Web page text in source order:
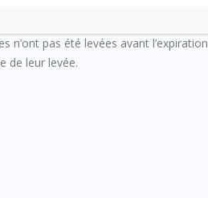
pas été levées avant l’expiration
de leur levée.